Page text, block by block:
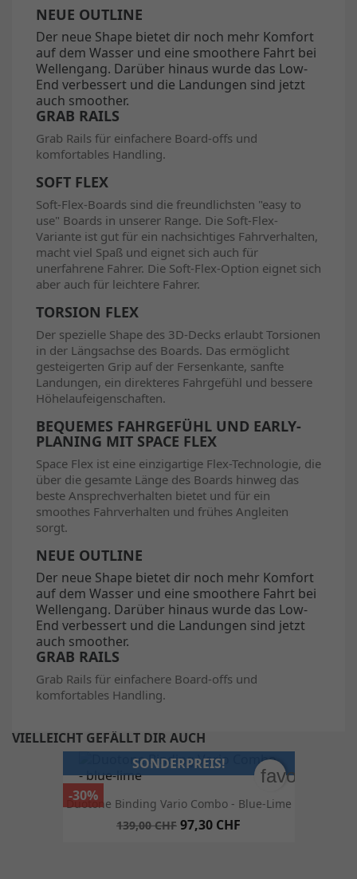
NEUE OUTLINE
Der neue Shape bietet dir noch mehr Komfort
auf dem Wasser und eine smoothere Fahrt bei
Wellengang. Darüber hinaus wurde das Low-
End verbessert und die Landungen sind jetzt
auch smoother.
GRAB RAILS
Grab Rails für einfachere Board-offs und
komfortables Handling.
SOFT FLEX
Soft-Flex-Boards sind die freundlichsten "easy to
use" Boards in unserer Range. Die Soft-Flex-
Variante ist gut für ein nachsichtiges Fahrverhalten,
macht viel Spaß und eignet sich auch für
unerfahrene Fahrer. Die Soft-Flex-Option eignet sich
aber auch für leichtere Fahrer.
TORSION FLEX
Der spezielle Shape des 3D-Decks erlaubt Torsionen
in der Längsachse des Boards. Das ermöglicht
gesteigerten Grip auf der Fersenkante, sanfte
Landungen, ein direkteres Fahrgefühl und bessere
Höhelaufeigenschaften.
BEQUEMES FAHRGEFÜHL UND EARLY-
PLANING MIT SPACE FLEX
Space Flex ist eine einzigartige Flex-Technologie, die
über die gesamte Länge des Boards hinweg das
beste Ansprechverhalten bietet und für ein
smoothes Fahrverhalten und frühes Angleiten
sorgt.
NEUE OUTLINE
Der neue Shape bietet dir noch mehr Komfort
auf dem Wasser und eine smoothere Fahrt bei
Wellengang. Darüber hinaus wurde das Low-
End verbessert und die Landungen sind jetzt
auch smoother.
GRAB RAILS
Grab Rails für einfachere Board-offs und
komfortables Handling.
VIELLEICHT GEFÄLLT DIR AUCH
Duotone Binding Vario Combo - Blue-Lime
139,00 CHF 97,30 CHF
SONDERPREIS!
-30%